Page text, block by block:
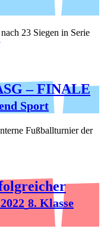
23 Siegen in Serie
– FINALE
Sport
Fußballturnier der
8. Klasse